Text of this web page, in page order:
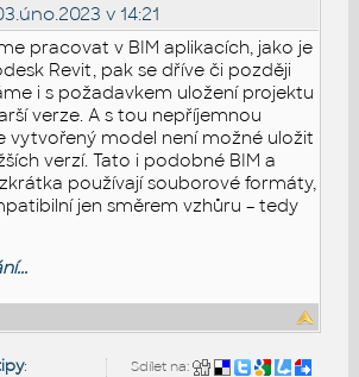
v 14:21
pracovat v BIM aplikacích, jako je
Revit, pak se dříve či později
i s požadavkem uložení projektu
verze. A s tou nepříjemnou
vytvořený model není možné uložit
verzí. Tato i podobné BIM a
používají souborové formáty,
jen směrem vzhůru – tedy
Sdílet na:
: